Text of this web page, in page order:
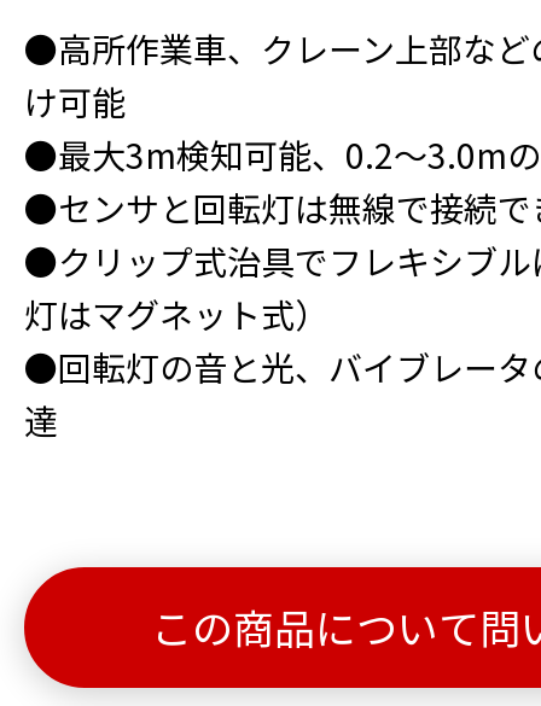
●高所作業車、クレーン上部な
け可能
●最大3m検知可能、0.2～3.0m
●センサと回転灯は無線で接続で
●クリップ式治具でフレキシブ
灯はマグネット式）
●回転灯の音と光、バイブレー
達
この商品について問